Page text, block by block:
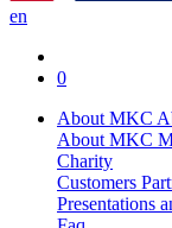
en
0
About MKC
About MKC
Charity
Customers
Presentations